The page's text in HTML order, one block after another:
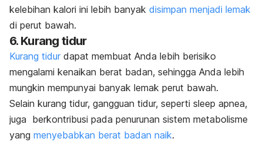
kelebihan kalori ini lebih banyak disimpan menjadi lemak
di perut bawah.
6. Kurang tidur
Kurang tidur dapat membuat Anda lebih berisiko
mengalami kenaikan berat badan, sehingga Anda lebih
mungkin mempunyai banyak lemak perut bawah.
Selain kurang tidur, gangguan tidur, seperti sleep apnea,
juga berkontribusi pada penurunan sistem metabolisme
yang menyebabkan berat badan naik.